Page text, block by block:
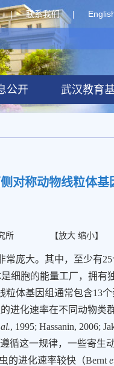
|
联系我们
|
公开 武汉教育
对称动物线粒体基
所 【放大 缩小】
常庞大。其中，至少有25
细胞的能量工厂，拥有
粒体基因组通常包含13个
进化速率在不同动物类
, 1995; Hassanin, 2006;
循这一规律，一些寄生
的进化速率较快（Bernt